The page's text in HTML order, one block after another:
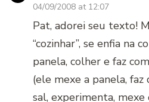
04/09/2008 at 12:07
Pat, adorei seu texto!
“cozinhar”, se enfia na
panela, colher e faz
(ele mexe a panela,
sal, experimenta, mexe